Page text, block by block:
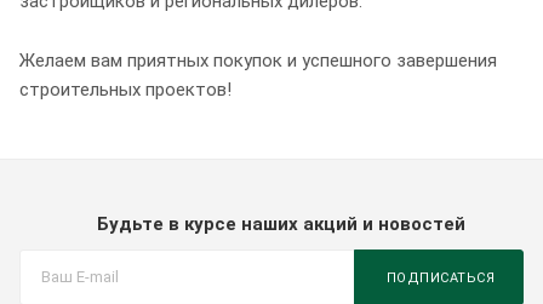
Желаем вам приятных покупок и успешного завершения
строительных проектов!
Будьте в курсе наших акций и новостей
ПОДПИСАТЬСЯ